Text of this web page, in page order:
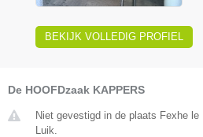
BEKIJK VOLLEDIG PROFIEL
De HOOFDzaak KAPPERS
Niet gevestigd in de plaats Fexhe
Luik.